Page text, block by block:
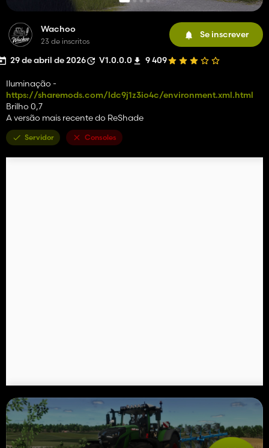
Wachoo
23 de inscritos
Se inscrever
29 de abril de 2026 V1.0.0.0 9 409
Iluminação -
https://sharemods.com/ldc9j1z3io4c/environment.xml.html
Brilho 0,7
A versão mais recente do ReShade
Servidor Consoles